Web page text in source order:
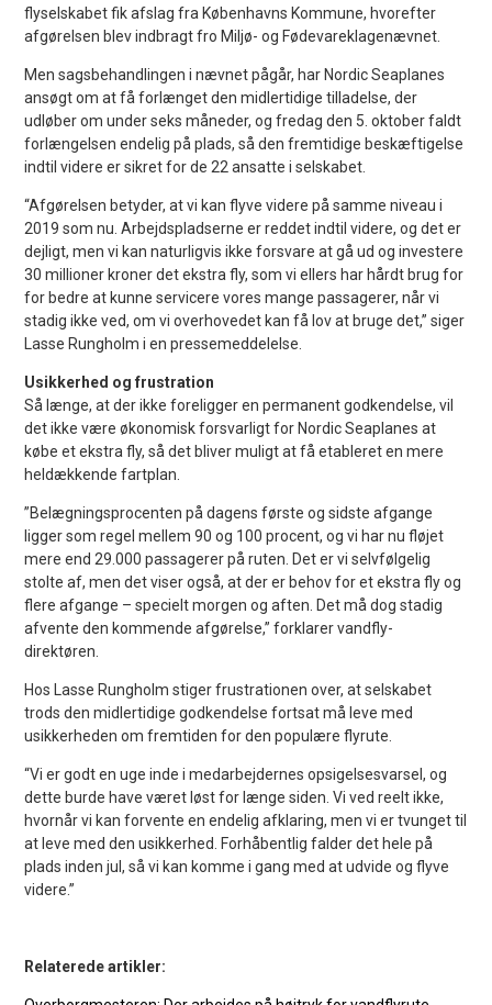
flyselskabet fik afslag fra Københavns Kommune, hvorefter
afgørelsen blev indbragt fro Miljø- og Fødevareklagenævnet.
Men sagsbehandlingen i nævnet pågår, har Nordic Seaplanes
ansøgt om at få forlænget den midlertidige tilladelse, der
udløber om under seks måneder, og fredag den 5. oktober faldt
forlængelsen endelig på plads, så den fremtidige beskæftigelse
indtil videre er sikret for de 22 ansatte i selskabet.
“Afgørelsen betyder, at vi kan flyve videre på samme niveau i
2019 som nu. Arbejdspladserne er reddet indtil videre, og det er
dejligt, men vi kan naturligvis ikke forsvare at gå ud og investere
30 millioner kroner det ekstra fly, som vi ellers har hårdt brug for
for bedre at kunne servicere vores mange passagerer, når vi
stadig ikke ved, om vi overhovedet kan få lov at bruge det,” siger
Lasse Rungholm i en pressemeddelelse.
Usikkerhed og frustration
Så længe, at der ikke foreligger en permanent godkendelse, vil
det ikke være økonomisk forsvarligt for Nordic Seaplanes at
købe et ekstra fly, så det bliver muligt at få etableret en mere
heldækkende fartplan.
”Belægningsprocenten på dagens første og sidste afgange
ligger som regel mellem 90 og 100 procent, og vi har nu fløjet
mere end 29.000 passagerer på ruten. Det er vi selvfølgelig
stolte af, men det viser også, at der er behov for et ekstra fly og
flere afgange – specielt morgen og aften. Det må dog stadig
afvente den kommende afgørelse,” forklarer vandfly-
direktøren.
Hos Lasse Rungholm stiger frustrationen over, at selskabet
trods den midlertidige godkendelse fortsat må leve med
usikkerheden om fremtiden for den populære flyrute.
“Vi er godt en uge inde i medarbejdernes opsigelsesvarsel, og
dette burde have været løst for længe siden. Vi ved reelt ikke,
hvornår vi kan forvente en endelig afklaring, men vi er tvunget til
at leve med den usikkerhed. Forhåbentlig falder det hele på
plads inden jul, så vi kan komme i gang med at udvide og flyve
videre.”
Relaterede artikler: